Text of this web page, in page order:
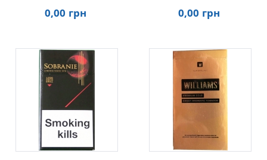
0,00 грн 0,00 грн
Быстрый просмотр Быстрый просмотр